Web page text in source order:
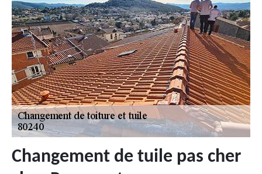
Changement de tuile pas cher